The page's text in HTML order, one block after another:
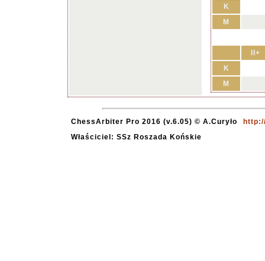
K
M
II+
K
M
ChessArbiter Pro 2016 (v.6.05) © A.Curyło
Właściciel: SSz Roszada Końskie